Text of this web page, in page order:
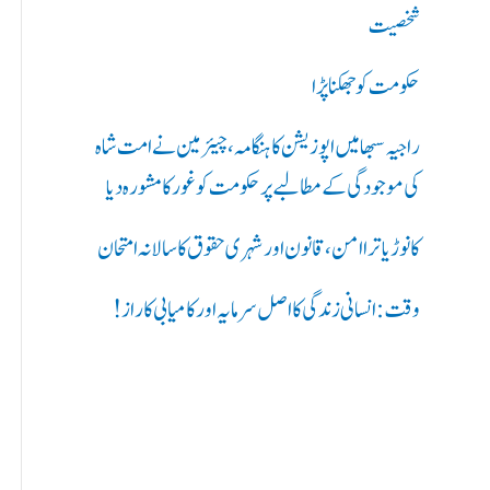
ر
ی
ں
:
شخصیت
حکومت کو جھکنا پڑا
راجیہ سبھا میں اپوزیشن کا ہنگامہ، چیئرمین نے امت شاہ
کی موجودگی کے مطالبے پر حکومت کو غور کا مشورہ دیا
کانوڑ یاترا امن،قانون اور شہری حقوق کا سالانہ امتحان
وقت: انسانی زندگی کا اصل سرمایہ اور کامیابی کا راز !